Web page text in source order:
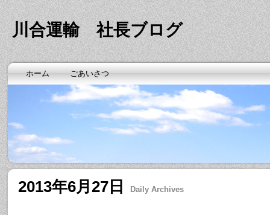
川合運輸 社長ブログ
ホーム ごあいさつ
2013年6月27日 Daily Archives